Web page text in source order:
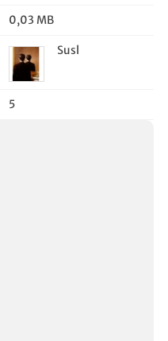
und Sozialpsychologie 1,
0,03 MB
Susl
5